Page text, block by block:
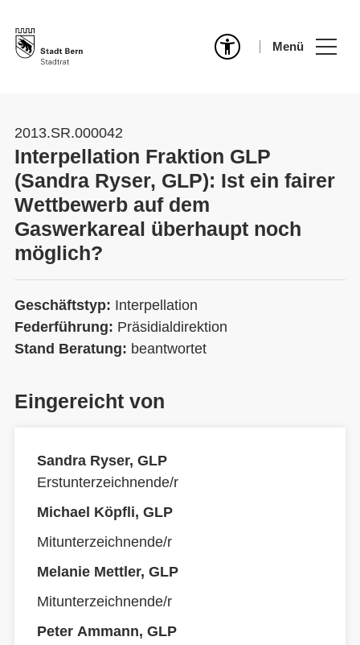
Menü
2013.SR.000042
Interpellation Fraktion GLP
(Sandra Ryser, GLP): Ist ein fairer
Wettbewerb auf dem
Gaswerkareal überhaupt noch
möglich?
Geschäftstyp: Interpellation
Federführung: Präsidialdirektion
Stand Beratung: beantwortet
Eingereicht von
Sandra Ryser, GLP
Erstunterzeichnende/r
Michael Köpfli, GLP
Mitunterzeichnende/r
Melanie Mettler, GLP
Mitunterzeichnende/r
Peter Ammann, GLP